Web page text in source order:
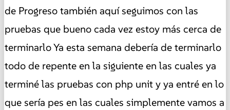
de Progreso también aquí seguimos con las
pruebas que bueno cada vez estoy más cerca de
terminarlo Ya esta semana debería de terminarlo
todo de repente en la siguiente en las cuales ya
terminé las pruebas con php unit y ya entré en lo
que sería pes en las cuales simplemente vamos a